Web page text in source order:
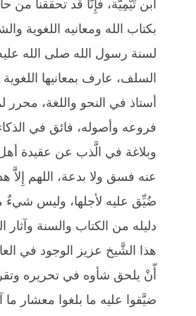
ابن تَيْمِيَّة، فإِنّا قد تحققنا من
بكتاب الله ومعانيه اللغوية
لسنة رسول الله صلى الله
السلف، عارف بمعانيها
أستاذ في النحو واللغة، محرر
فروعه وأصوله، فائق في
وبلاغة في الَّذب عن عقيدة أهل
عنه فسق ولا بدعة، اللهم إِلاَّ
ضُيِّق عليه لأجلها، وليس شيءٌ
دليله من الكتاب والسنة
هذا الشَّيخ عزيز الوجود في
أّنْ يلحق شأوه في تحريره
ضيَّقوا عليه ما بلغوا معشار ما